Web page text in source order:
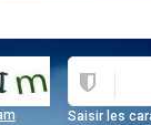
Saisir les